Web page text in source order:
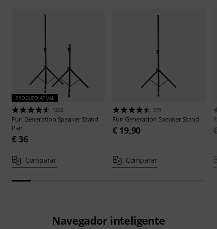
PRODUTO ATUAL
1232
Fun Generation Speaker Stand
Pair
€ 36
Comparar
579
Fun Generation Speaker Stand
€ 19,90
Comparar
Navegador inteligente